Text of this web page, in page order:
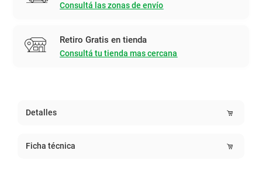
Consultá las zonas de envío
Retiro Gratis en tienda
Consultá tu tienda mas cercana
Detalles
Ficha técnica